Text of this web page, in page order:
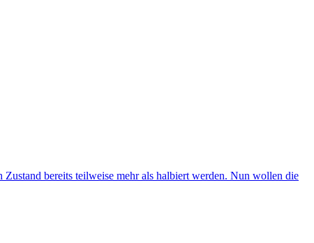
bereits teilweise mehr als halbiert werden. Nun wollen die